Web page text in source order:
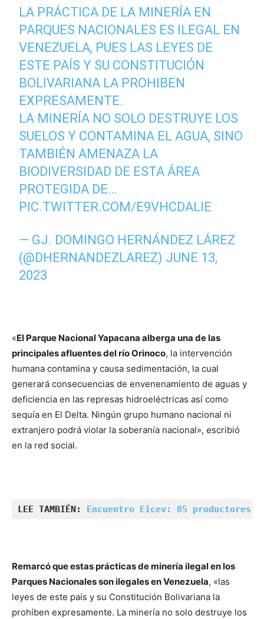
LA PRÁCTICA DE LA MINERÍA EN
PARQUES NACIONALES ES ILEGAL EN
VENEZUELA, PUES LAS LEYES DE
ESTE PAÍS Y SU CONSTITUCIÓN
BOLIVARIANA LA PROHIBEN
EXPRESAMENTE.
LA MINERÍA NO SOLO DESTRUYE LOS
SUELOS Y CONTAMINA EL AGUA, SINO
TAMBIÉN AMENAZA LA
BIODIVERSIDAD DE ESTA ÁREA
PROTEGIDA DE…
PIC.TWITTER.COM/E9VHCDALIE
— GJ. DOMINGO HERNÁNDEZ LÁREZ
(@DHERNANDEZLAREZ) JUNE 13,
2023
«El Parque Nacional Yapacana alberga una de las
principales afluentes del río Orinoco, la intervención
humana contamina y causa sedimentación, la cual
generará consecuencias de envenenamiento de aguas y
deficiencia en las represas hidroeléctricas así como
sequía en El Delta. Ningún grupo humano nacional ni
extranjero podrá violar la soberanía nacional», escribió
en la red social.
LEE TAMBIÉN: Encuentro Eicev: 85
Remarcó que estas prácticas de minería ilegal en los
Parques Nacionales son ilegales en Venezuela, «las
leyes de este país y su Constitución Bolivariana la
prohíben expresamente. La minería no solo destruye los